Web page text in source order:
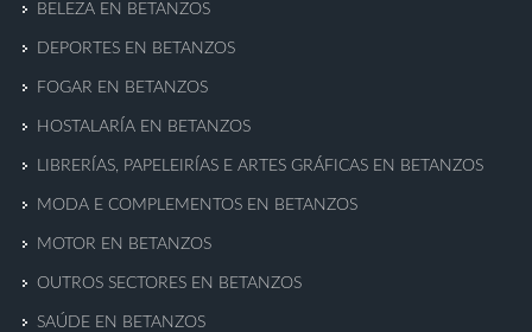
BELEZA EN BETANZOS
DEPORTES EN BETANZOS
FOGAR EN BETANZOS
HOSTALARÍA EN BETANZOS
LIBRERÍAS, PAPELEIRÍAS E ARTES GRÁFICAS EN BETANZOS
MODA E COMPLEMENTOS EN BETANZOS
MOTOR EN BETANZOS
OUTROS SECTORES EN BETANZOS
SAÚDE EN BETANZOS